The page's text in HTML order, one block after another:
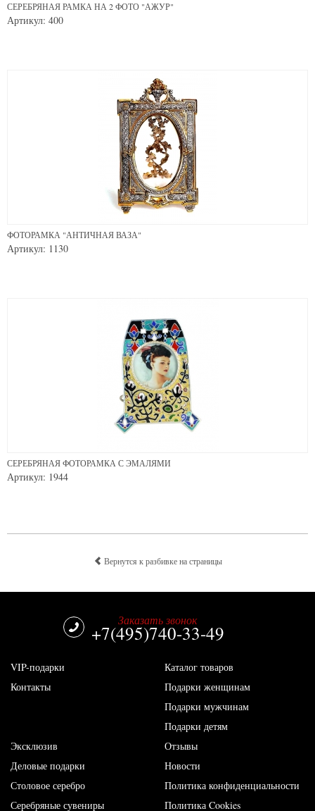
СЕРЕБРЯНАЯ РАМКА НА 2 ФОТО "АЖУР"
Артикул: 400
ФОТОРАМКА "АНТИЧНАЯ ВАЗА"
Артикул: 1130
СЕРЕБРЯНАЯ ФОТОРАМКА С ЭМАЛЯМИ
Артикул: 1944
Вернутся к разбивке на страницы
Заказать звонок
+7(495)740-33-49
VIP-подарки
Контакты
Каталог товаров
Подарки женщинам
Подарки мужчинам
Подарки детям
Эксклюзив
Деловые подарки
Столовое серебро
Серебряные сувениры
Отзывы
Новости
Политика конфиденциальности
Политика Cookies